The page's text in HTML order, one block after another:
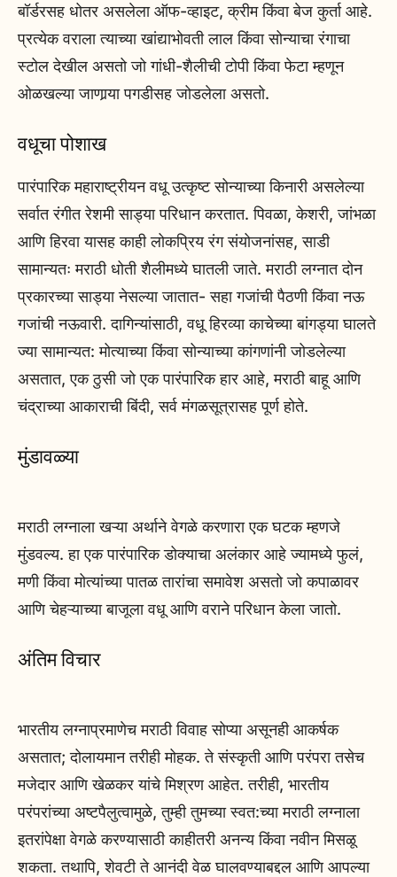
बॉर्डरसह धोतर असलेला ऑफ-व्हाइट, क्रीम किंवा बेज कुर्ता आहे.
प्रत्येक वराला त्याच्या खांद्याभोवती लाल किंवा सोन्याचा रंगाचा
स्टोल देखील असतो जो गांधी-शैलीची टोपी किंवा फेटा म्हणून
ओळखल्या जाणार्‍या पगडीसह जोडलेला असतो.
वधूचा पोशाख
पारंपारिक महाराष्ट्रीयन वधू उत्कृष्ट सोन्याच्या किनारी असलेल्या
सर्वात रंगीत रेशमी साड्या परिधान करतात. पिवळा, केशरी, जांभळा
आणि हिरवा यासह काही लोकप्रिय रंग संयोजनांसह, साडी
सामान्यतः मराठी धोती शैलीमध्ये घातली जाते. मराठी लग्नात दोन
प्रकारच्या साड्या नेसल्या जातात- सहा गजांची पैठणी किंवा नऊ
गजांची नऊवारी. दागिन्यांसाठी, वधू हिरव्या काचेच्या बांगड्या घालते
ज्या सामान्यत: मोत्याच्या किंवा सोन्याच्या कांगणांनी जोडलेल्या
असतात, एक ठुसी जो एक पारंपारिक हार आहे, मराठी बाहू आणि
चंद्राच्या आकाराची बिंदी, सर्व मंगळसूत्रासह पूर्ण होते.
मुंडावळ्या
मराठी लग्नाला खऱ्या अर्थाने वेगळे करणारा एक घटक म्हणजे
मुंडवल्य. हा एक पारंपारिक डोक्याचा अलंकार आहे ज्यामध्ये फुलं,
मणी किंवा मोत्यांच्या पातळ तारांचा समावेश असतो जो कपाळावर
आणि चेहऱ्याच्या बाजूला वधू आणि वराने परिधान केला जातो.
अंतिम विचार
भारतीय लग्नाप्रमाणेच मराठी विवाह सोप्या असूनही आकर्षक
असतात; दोलायमान तरीही मोहक. ते संस्कृती आणि परंपरा तसेच
मजेदार आणि खेळकर यांचे मिश्रण आहेत. तरीही, भारतीय
परंपरांच्या अष्टपैलुत्वामुळे, तुम्ही तुमच्या स्वत:च्या मराठी लग्नाला
इतरांपेक्षा वेगळे करण्यासाठी काहीतरी अनन्य किंवा नवीन मिसळू
शकता. तथापि, शेवटी ते आनंदी वेळ घालवण्याबद्दल आणि आपल्या